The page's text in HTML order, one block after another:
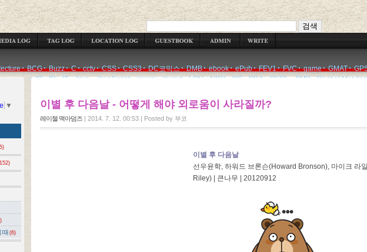
GUESTBOOK ADMIN WRITE
BCG Buzz C cctv CSS CSS3 DC코믹스 DMB ebook ePub FEV1 FVC game GMAT
IQ
IR IT Java JavaScript jquery layout LOH NDR PC PDA PERL PMP Rachel
▼
때 (6)
이별 후 다음날 - 어떻게 해야 외로움이 사라질까?
레이첼 맥아덤즈 | 2014. 7. 12. 00:53 | Posted by 부코
이별 후 다음날
선우윤학, 하워드 브론슨(Howard Bronson), 마이크 라
Riley) | 큰나무 | 20120912